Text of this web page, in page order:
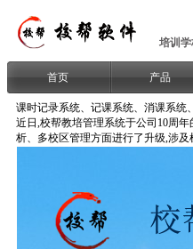
培训
首页 产品
课时记录系统、记课系统、消课系统
近日,校帮教培管理系统于公司10周
析、多校区管理方面进行了升级,涉及